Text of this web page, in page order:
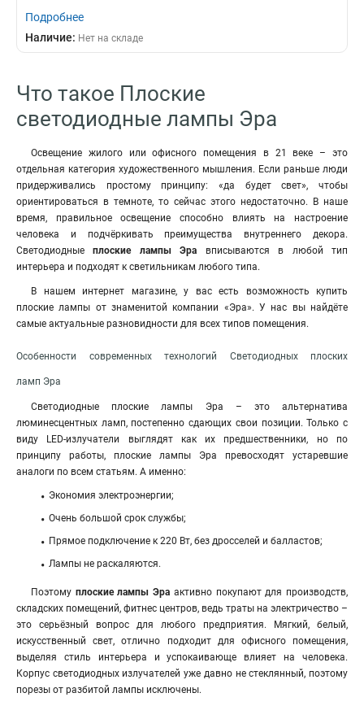
Подробнее
Наличие: Нет на складе
Что такое Плоские
светодиодные лампы Эра
Освещение жилого или офисного помещения в 21 веке – это
отдельная категория художественного мышления. Если раньше люди
придерживались простому принципу: «да будет свет», чтобы
ориентироваться в темноте, то сейчас этого недостаточно. В наше
время, правильное освещение способно влиять на настроение
человека и подчёркивать преимущества внутреннего декора.
Светодиодныеплоские лампы Эра вписываются в любой тип
интерьера и подходят к светильникам любого типа.
В нашем интернет магазине, у вас есть возможность купить
плоские лампы от знаменитой компании «Эра». У нас вы найдёте
самые актуальные разновидности для всех типов помещения.
Особенности современных технологий Светодиодных плоских
ламп Эра
Светодиодные плоские лампы Эра – это альтернатива
люминесцентных ламп, постепенно сдающих свои позиции. Только с
виду LED-излучатели выглядят как их предшественники, но по
принципу работы, плоские лампы Эра превосходят устаревшие
аналоги по всем статьям. А именно:
Экономия электроэнергии;
Очень большой срок службы;
Прямое подключение к 220 Вт, без дросселей и балластов;
Лампы не раскаляются.
Поэтому плоские лампы Эра активно покупают для производств,
складских помещений, фитнес центров, ведь траты на электричество –
это серьёзный вопрос для любого предприятия. Мягкий, белый,
искусственный свет, отлично подходит для офисного помещения,
выделяя стиль интерьера и успокаивающе влияет на человека.
Корпус светодиодных излучателей уже давно не стеклянный, поэтому
порезы от разбитой лампы исключены.